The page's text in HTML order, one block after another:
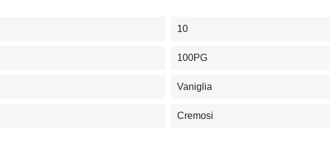
10
100PG
Vaniglia
Cremosi